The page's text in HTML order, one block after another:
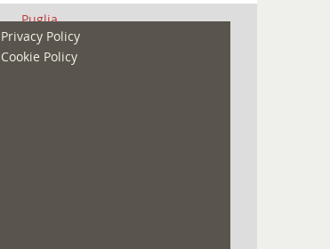
Puglia
Redazioni
Privacy Policy
Cookie Policy